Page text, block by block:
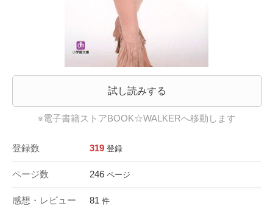
試し読みする
※電子書籍ストアBOOK☆WALKERへ移動します
登録数 319 登録
ページ数 246 ページ
感想・レビュー 81 件